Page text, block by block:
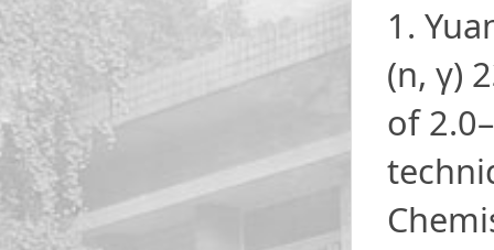
1.
(n, γ)
of